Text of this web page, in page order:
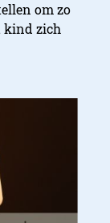
om zo
kind zich